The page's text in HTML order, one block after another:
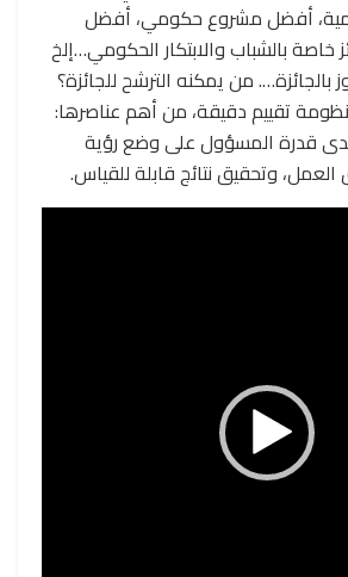
أفضل مشروع حكومي، أفضل
خاصة بالشباب والابتكار الحكومي…إلخ
بالجائزة…. من يمكنه الترشح للجائزة؟
تقييم دقيقة، من أهم عناصرها:
قدرة المسؤول على وضع رؤية
وتحقيق نتائج قابلة للقياس.